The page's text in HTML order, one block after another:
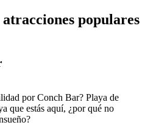
populares
por Conch Bar? Playa de
que estás aquí, ¿por qué no